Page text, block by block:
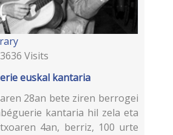
Visits
euskal kantaria
28an bete ziren berrogei
kantaria hil zela eta
4an, berriz, 100 urte